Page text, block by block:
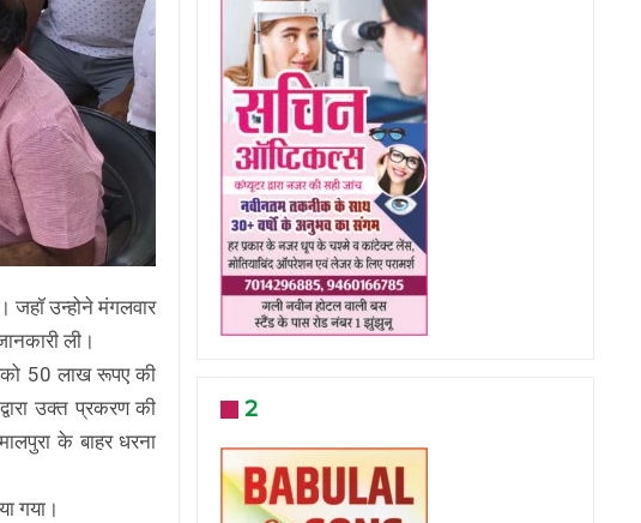
जहॉ उन्होने मंगलवार
ली।
को 50 लाख रूपए की
उक्त प्रकरण की
के बाहर धरना
गया।
2